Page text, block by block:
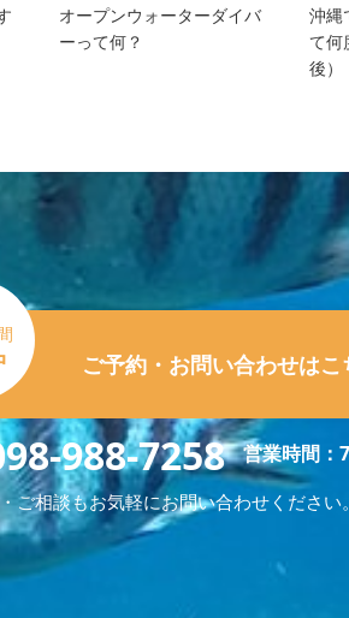
オープンウォーターダイバ
ーって何？
沖縄
て
後）
ご予約・お問い合わせはこ
988-7258 営業時間：
ご相談もお気軽にお問い合わせください。